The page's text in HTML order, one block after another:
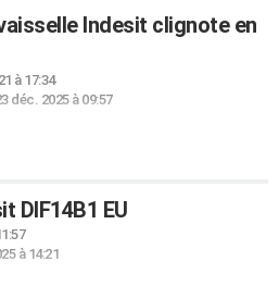
Indesit clignote en
à 17:34
déc. 2025 à 09:57
DIF14B1 EU
à 14:21